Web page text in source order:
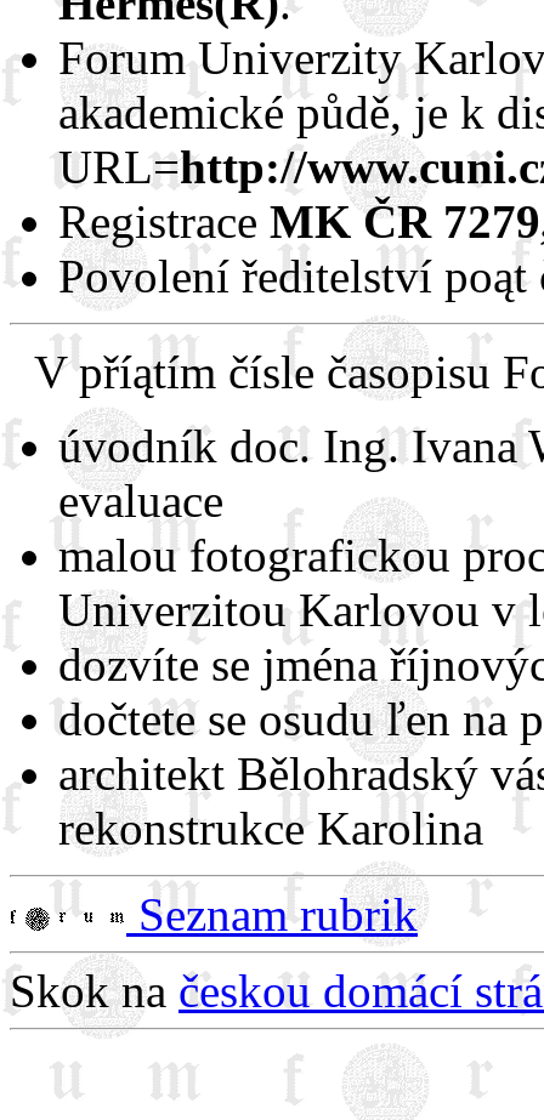
Forum Univerzity
akademické půdě, je k
URL=http://
Registrace MK ČR
Povolení ředitelství poąt
V příątím čísle časopisu
úvodník doc. Ing. Ivana
evaluace
malou fotografickou
Univerzitou Karlovou v
dozvíte se jména
dočtete se osudu ľen
architekt Bělohradský
rekonstrukce Karolina
Seznam rubrik
Skok na českou domácí